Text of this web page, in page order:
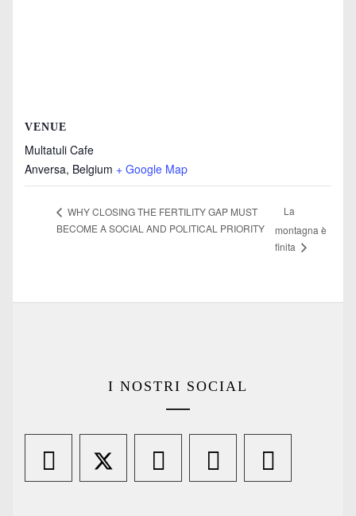
VENUE
Multatuli Cafe
Anversa, Belgium + Google Map
WHY CLOSING THE FERTILITY GAP MUST
BECOME A SOCIAL AND POLITICAL PRIORITY
La
montagna è
finita
I NOSTRI SOCIAL